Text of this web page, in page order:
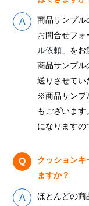
商品サンプル
お問合せフ
ル依頼 」を
商品サンプル
送りさせてい
※商品サンプ
もございま
になりますの
クッションキ
ますか？
ほとんどの商